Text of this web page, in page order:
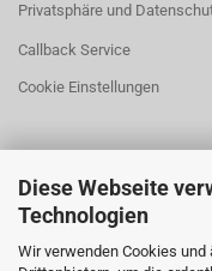
Diese Webseite
Technologien
Wir verwenden Cookies
Privatsphäre und
Callback Service
Cookie Einstellungen
Laden Öffnungszeiten